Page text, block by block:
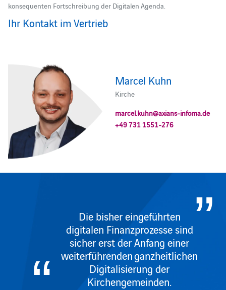
konsequenten Fortschreibung der Digitalen Agenda.
Ihr Kontakt im Vertrieb
Marcel Kuhn
Kirche
marcel.kuhn@axians-infoma.de
+49 731 1551-276
Die bisher eingeführten
digitalen Finanzprozesse sind
sicher erst der Anfang einer
weiterführenden ganzheitlichen
Digitalisierung der
Kirchengemeinden.